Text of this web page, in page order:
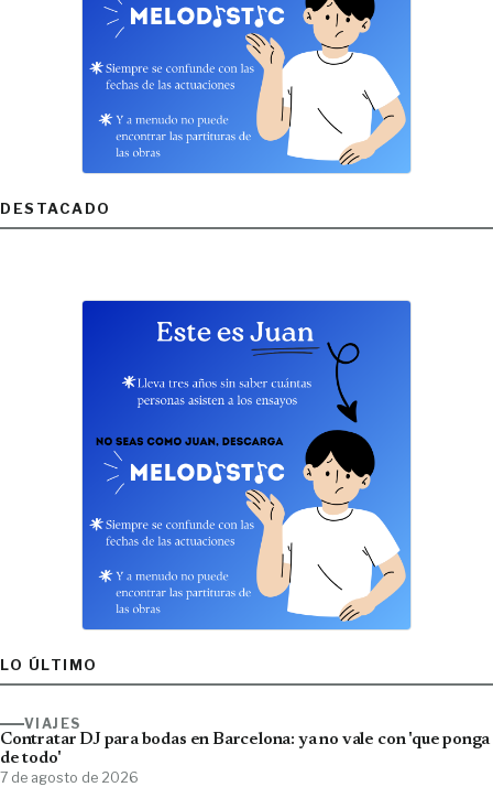
DESTACADO
LO ÚLTIMO
VIAJES
Contratar DJ para bodas en Barcelona: ya no vale con 'que ponga
de todo'
7 de agosto de 2026